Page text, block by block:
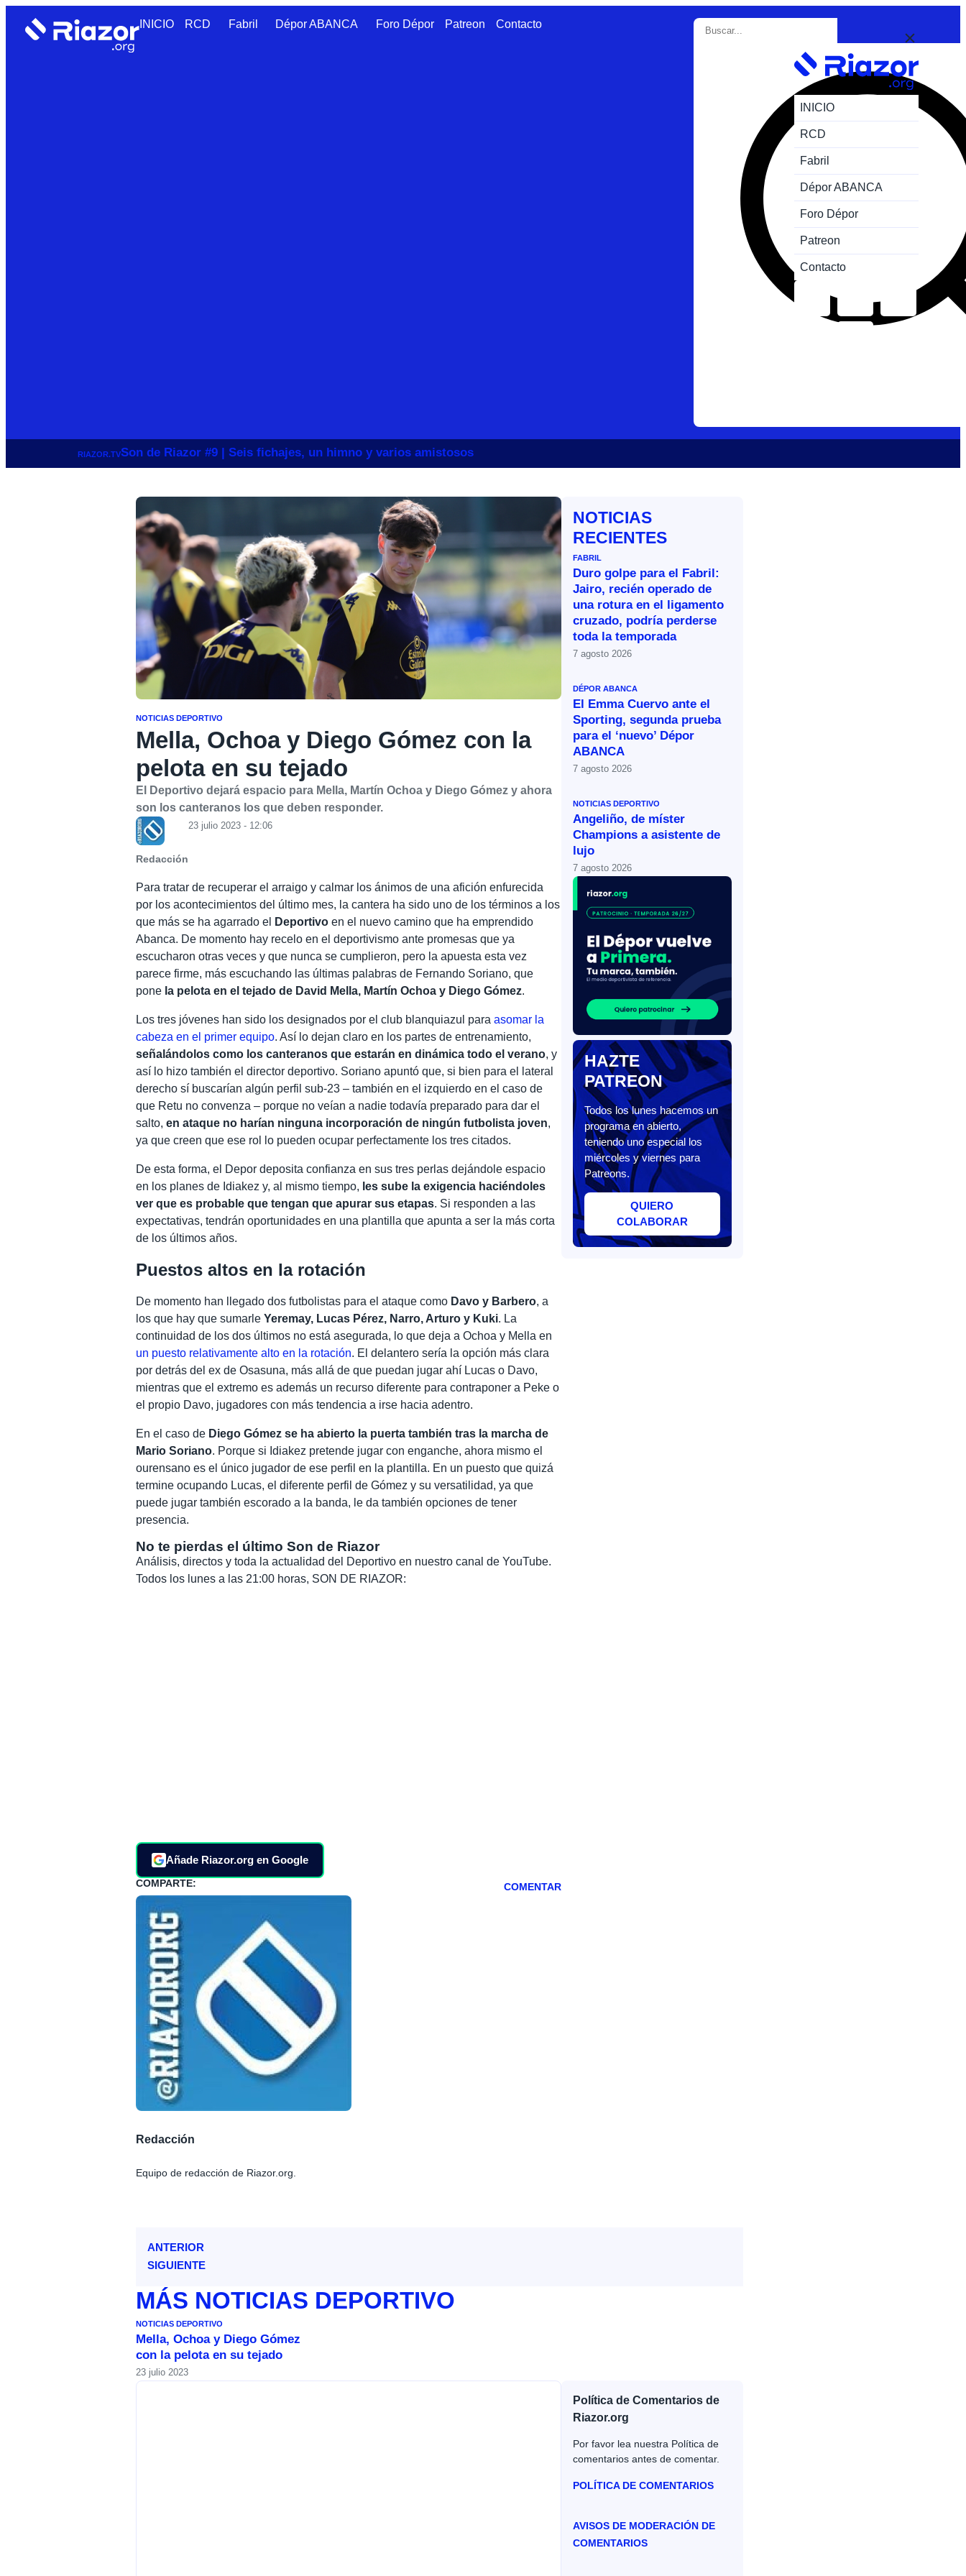
INICIO RCD Fabril Dépor ABANCA Foro Dépor Patreon Contacto
INICIO
RCD
Fabril
Dépor ABANCA
Foro Dépor
Patreon
Contacto
RIAZOR.TVSon de Riazor #9 | Seis fichajes, un himno y varios amistosos
NOTICIAS DEPORTIVO
Mella, Ochoa y Diego Gómez con la
pelota en su tejado
El Deportivo dejará espacio para Mella, Martín Ochoa y Diego Gómez y ahora
son los canteranos los que deben responder.
Redacción
23 julio 2023 - 12:06
Para tratar de recuperar el arraigo y calmar los ánimos de una afición enfurecida
por los acontecimientos del último mes, la cantera ha sido uno de los términos a los
que más se ha agarrado el
Deportivo en el nuevo camino que ha emprendido
Abanca. De momento hay recelo en el deportivismo ante promesas que ya
escucharon otras veces y que nunca se cumplieron, pero la apuesta esta vez
parece firme, más escuchando las últimas palabras de Fernando Soriano, que
pone la pelota en el tejado de David Mella, Martín Ochoa y Diego Gómez.
Los tres jóvenes han sido los designados por el club blanquiazul paraasomar la
cabeza en el primer equipo. Así lo dejan claro en los partes de entrenamiento,
señalándolos como los canteranos que estarán en dinámica todo el verano, y
así lo hizo también el director deportivo. Soriano apuntó que, si bien para el lateral
derecho sí buscarían algún perfil sub-23 – también en el izquierdo en el caso de
que Retu no convenza – porque no veían a nadie todavía preparado para dar el
salto,en ataque no harían ninguna incorporación de ningún futbolista joven,
ya que creen que ese rol lo pueden ocupar perfectamente los tres citados.
De esta forma, el Depor deposita confianza en sus tres perlas dejándole espacio
en los planes de Idiakez y, al mismo tiempo, les sube la exigencia haciéndoles
ver que es probable que tengan que apurar sus etapas. Si responden a las
expectativas, tendrán oportunidades en una plantilla que apunta a ser la más corta
de los últimos años.
Puestos altos en la rotación
De momento han llegado dos futbolistas para el ataque como Davo y Barbero, a
los que hay que sumarleYeremay, Lucas Pérez, Narro, Arturo y Kuki. La
continuidad de los dos últimos no está asegurada, lo que deja a Ochoa y Mella en
un puesto relativamente alto en la rotación. El delantero sería la opción más clara
por detrás del ex de Osasuna, más allá de que puedan jugar ahí Lucas o Davo,
mientras que el extremo es además un recurso diferente para contraponer a Peke o
el propio Davo, jugadores con más tendencia a irse hacia adentro.
En el caso de Diego Gómez se ha abierto la puerta también tras la marcha de
Mario Soriano. Porque si Idiakez pretende jugar con enganche, ahora mismo el
ourensano es el único jugador de ese perfil en la plantilla. En un puesto que quizá
termine ocupando Lucas, el diferente perfil de Gómez y su versatilidad, ya que
puede jugar también escorado a la banda, le da también opciones de tener
presencia.
No te pierdas el último Son de Riazor
Análisis, directos y toda la actualidad del Deportivo en nuestro canal de YouTube.
Todos los lunes a las 21:00 horas, SON DE RIAZOR:
Añade Riazor.org en Google
COMPARTE: COMENTAR
Redacción
Equipo de redacción de Riazor.org.
NOTICIAS
RECIENTES
FABRIL
Duro golpe para el Fabril:
Jairo, recién operado de
una rotura en el ligamento
cruzado, podría perderse
toda la temporada
7 agosto 2026
DÉPOR ABANCA
El Emma Cuervo ante el
Sporting, segunda prueba
para el ‘nuevo’ Dépor
ABANCA
7 agosto 2026
NOTICIAS DEPORTIVO
Angeliño, de míster
Champions a asistente de
lujo
7 agosto 2026
HAZTE
PATREON
Todos los lunes hacemos un
programa en abierto,
teniendo uno especial los
miércoles y viernes para
Patreons.
QUIERO
COLABORAR
ANTERIOR
SIGUIENTE
MÁS NOTICIAS DEPORTIVO
NOTICIAS DEPORTIVO
Mella, Ochoa y Diego Gómez
con la pelota en su tejado
23 julio 2023
Política de Comentarios de
Riazor.org
Por favor lea nuestra Política de
comentarios antes de comentar.
POLÍTICA DE COMENTARIOS
AVISOS DE MODERACIÓN DE
COMENTARIOS